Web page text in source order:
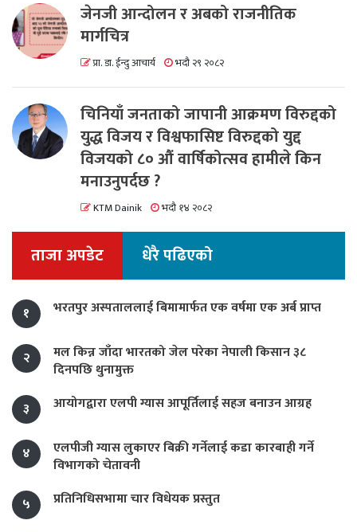
जेनजी आन्दोलन र अबको राजनीतिक
मार्गचित्र
प्रा. डा. ईन्दु आचार्य भदौ २९ २०८२
चिनियाँ जनताको जापानी आक्रमण विरुद्दको
युद्ध विजय र विश्वफासिष्ट विरुद्दको युद्द
विजयको ८० औं वार्षिकोत्सव हामीले किन
मनाउनुपर्दछ ?
KTM Dainik भदौ १४ २०८२
ताजा अपडेट धेरै पढिएको
१ भरतपुर अस्पताललाई बिमामार्फत एक वर्षमा एक अर्ब प्राप्त
२
मल किन्न जाँदा भारतको जेल परेका नेपाली किसान ३८
दिनपछि थुनामुक्त
३
आयोगद्वारा एलपी ग्यास आपूर्तिलाई सहज बनाउन आग्रह
४
एलपीजी ग्यास लुकाएर बिक्री गर्नेलाई कडा कारबाही गर्ने
विभागको चेतावनी
५
प्रतिनिधिसभामा चार विधेयक प्रस्तुत